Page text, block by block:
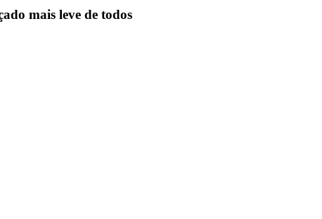
mais leve de todos